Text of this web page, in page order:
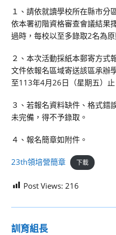
１、請依就讀學校所在縣市分
依本署初階資格審查會議結果
過時，每校以至多錄取2名為原
２、本次活動採紙本郵寄方式
文件依報名區域寄送該區承辦
至113年4月26日（星期五）
３、若報名資料缺件、格式錯
未完備，得不予錄取。
４、報名簡章如附件。
23th領培營簡章 下載
Post Views: 216
訓育組長